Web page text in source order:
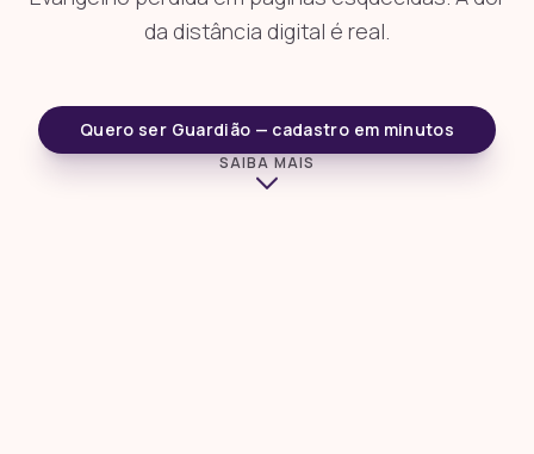
da distância digital é real.
Quero ser Guardião — cadastro em minutos
SAIBA MAIS